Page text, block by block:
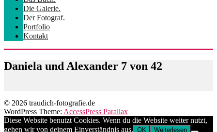
Die Galerie.
Der Fotograf.
Portfolio
Kontakt
Daniela und Alexander 7 von 42
© 2026 traudich-fotografie.de
WordPress Theme: AccessPress Parallax
Diese Website benutzt Cookies. Wenn du die Website weiter nutzt,
gehen wir von deinem Einverständnis aus. OK Weiterlesen